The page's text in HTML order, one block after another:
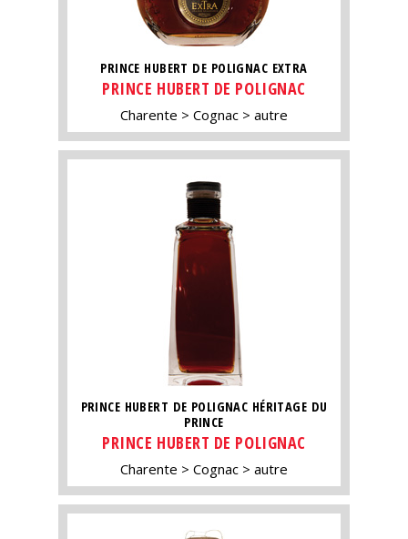
PRINCE HUBERT DE POLIGNAC EXTRA
PRINCE HUBERT DE POLIGNAC
Charente Cognac autre
PRINCE HUBERT DE POLIGNAC HÉRITAGE DU
PRINCE
PRINCE HUBERT DE POLIGNAC
Charente Cognac autre